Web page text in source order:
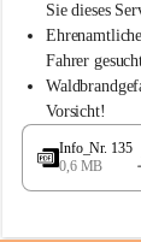
a
d
l
Sie dieses
Fahrer
Vorsicht!
Info_Nr. 135
0,6 MB